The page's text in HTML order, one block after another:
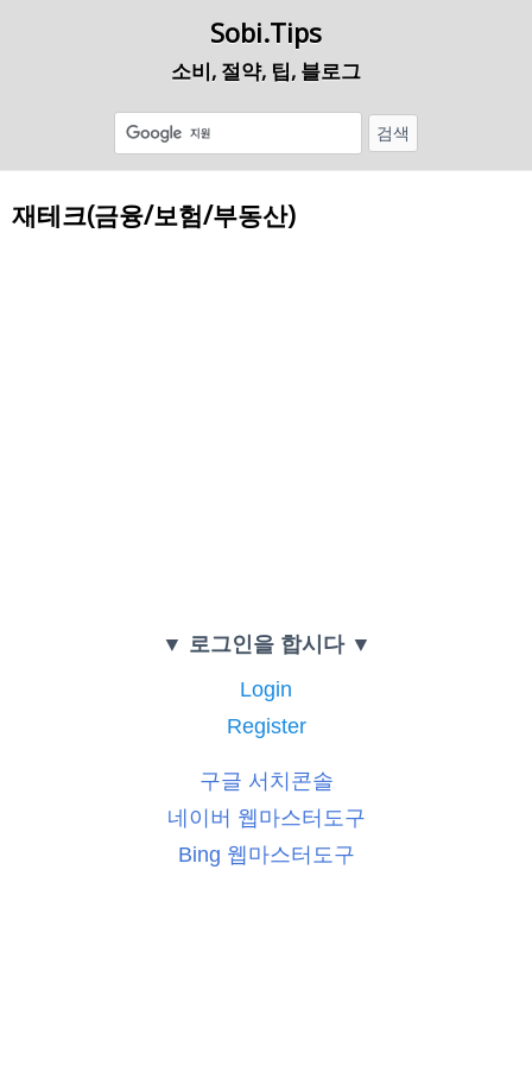
Sobi.Tips
소비, 절약, 팁, 블로그
재테크(금융/보험/부동산)
▼ 로그인을 합시다 ▼
Login
Register
구글 서치콘솔
네이버 웹마스터도구
Bing 웹마스터도구